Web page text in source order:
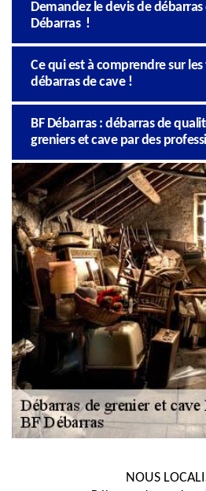
Demandez le devis de débarras
Débarras !
Ce qui est à comprendre sur
débarras de cave !
BF Débarras : débarras de
greniers et cave par des
NOUS